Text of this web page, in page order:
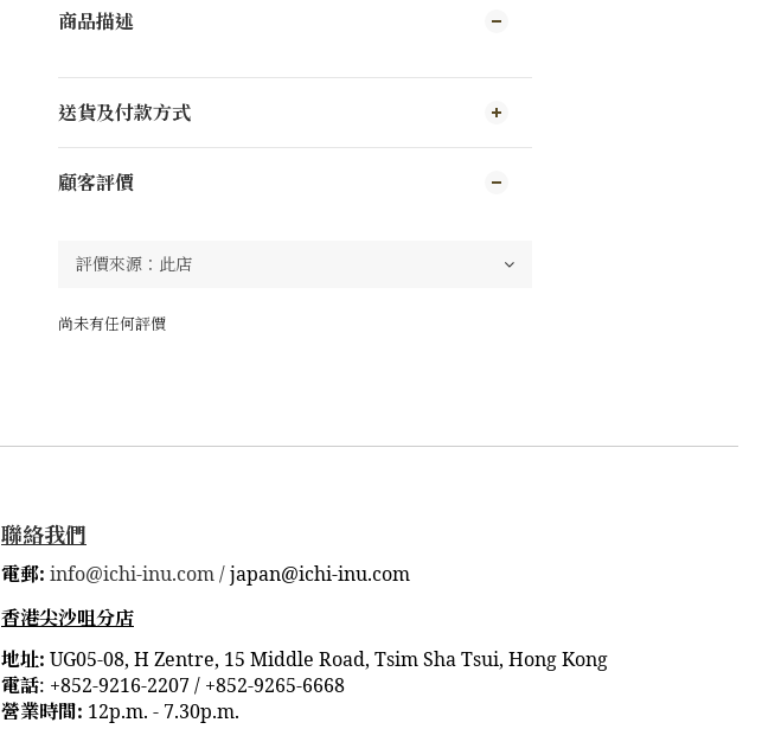
商品描述
送貨及付款方式
顧客評價
尚未有任何評價
聯絡我們
電郵: info@ichi-inu.com /japan@ichi-inu.com
香港尖沙咀分店
地址: UG05-08, H Zentre, 15 Middle Road, Tsim Sha Tsui, Hong Kong
電話: +852-9216-2207 / +852-9265-6668
營業時間: 12p.m. - 7.30p.m.